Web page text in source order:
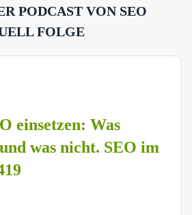
PODCAST VON SEO
FOLGE
einsetzen: Was
was nicht. SEO im